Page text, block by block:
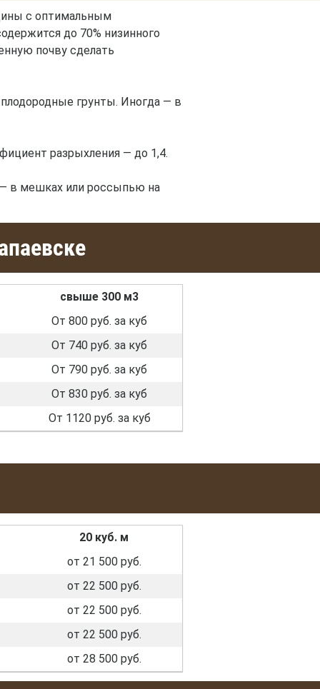
с оптимальным
до 70% низинного
почву сделать
грунты. Иногда — в
разрыхления — до 1,4.
в мешках или россыпью на
свыше 300 м3
От 800 руб. за куб
От 740 руб. за куб
От 790 руб. за куб
От 830 руб. за куб
От 1120 руб. за куб
20 куб. м
от 21 500 руб.
от 22 500 руб.
от 22 500 руб.
от 22 500 руб.
от 28 500 руб.